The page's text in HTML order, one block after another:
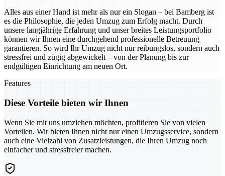
Alles aus einer Hand ist mehr als nur ein Slogan – bei Bamberg ist
es die Philosophie, die jeden Umzug zum Erfolg macht. Durch
unsere langjährige Erfahrung und unser breites Leistungsportfolio
können wir Ihnen eine durchgehend professionelle Betreuung
garantieren. So wird Ihr Umzug nicht nur reibungslos, sondern auch
stressfrei und zügig abgewickelt – von der Planung bis zur
endgültigen Einrichtung am neuen Ort.
Features
Diese Vorteile bieten wir Ihnen
Wenn Sie mit uns umziehen möchten, profitieren Sie von vielen
Vorteilen. Wir bieten Ihnen nicht nur einen Umzugsservice, sondern
auch eine Vielzahl von Zusatzleistungen, die Ihren Umzug noch
einfacher und stressfreier machen.